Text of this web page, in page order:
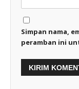
Simpan nama,
peramban ini